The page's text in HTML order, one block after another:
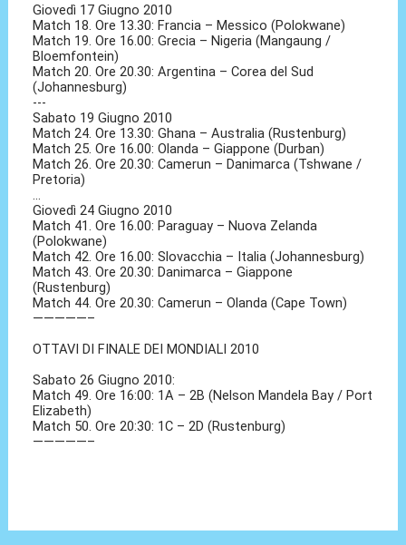
Giovedì 17 Giugno 2010
Match 18. Ore 13.30: Francia – Messico (Polokwane)
Match 19. Ore 16.00: Grecia – Nigeria (Mangaung /
Bloemfontein)
Match 20. Ore 20.30: Argentina – Corea del Sud
(Johannesburg)
---
Sabato 19 Giugno 2010
Match 24. Ore 13.30: Ghana – Australia (Rustenburg)
Match 25. Ore 16.00: Olanda – Giappone (Durban)
Match 26. Ore 20.30: Camerun – Danimarca (Tshwane /
Pretoria)
Giovedì 24 Giugno 2010
Match 41. Ore 16.00: Paraguay – Nuova Zelanda
(Polokwane)
Match 42. Ore 16.00: Slovacchia – Italia (Johannesburg)
Match 43. Ore 20.30: Danimarca – Giappone
(Rustenburg)
Match 44. Ore 20.30: Camerun – Olanda (Cape Town)
—————–
OTTAVI DI FINALE DEI MONDIALI 2010
Sabato 26 Giugno 2010:
Match 49. Ore 16:00: 1A – 2B (Nelson Mandela Bay / Port
Elizabeth)
Match 50. Ore 20:30: 1C – 2D (Rustenburg)
—————–